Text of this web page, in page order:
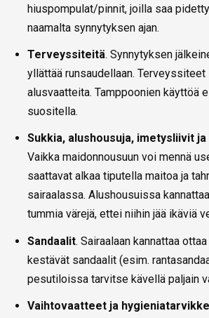
hiuspompulat/pinnit, joilla saa
naamalta synnytyksen ajan.
Terveyssiteitä. Synnytyksen
yllättää runsaudellaan. Terveyssiteet
alusvaatteita. Tamppoonien käyttöä
suositella.
Sukkia, alushousuja, imetysliivit
Vaikka maidonnousuun voi mennä
saattavat alkaa tiputella maitoa ja
sairaalassa. Alushousuissa
tummia värejä, ettei niihin jää ikäviä
Sandaalit. Sairaalaan kannattaa
kestävät sandaalit (esim.
pesutiloissa tarvitse kävellä paljain
Vaihtovaatteet ja